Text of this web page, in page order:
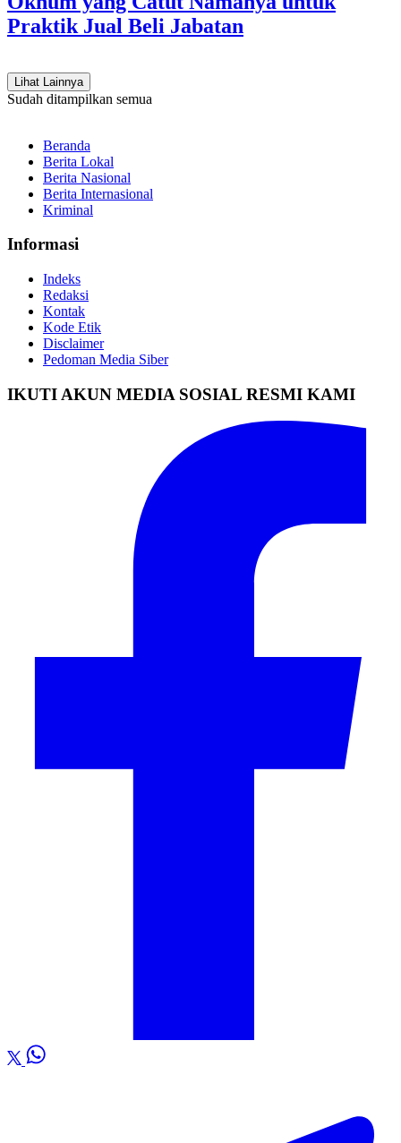
Praktik Jual Beli Jabatan
Lihat Lainnya
Sudah ditampilkan semua
Beranda
Berita Lokal
Berita Nasional
Berita Internasional
Kriminal
Informasi
Indeks
Redaksi
Kontak
Kode Etik
Disclaimer
Pedoman Media Siber
IKUTI AKUN MEDIA SOSIAL RESMI KAMI